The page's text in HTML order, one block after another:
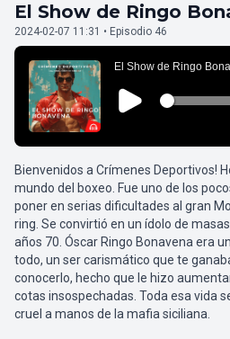
El Show de Ringo
2024-02-07 11:31 • Episodio 46
Bienvenidos a Crímenes Deportivos!
mundo del boxeo. Fue uno de los
poner en serias dificultades al gran
ring. Se convirtió en un ídolo de
años 70. Óscar Ringo Bonavena era
todo, un ser carismático que te
conocerlo, hecho que le hizo
cotas insospechadas. Toda esa vida
cruel a manos de la mafia siciliana.